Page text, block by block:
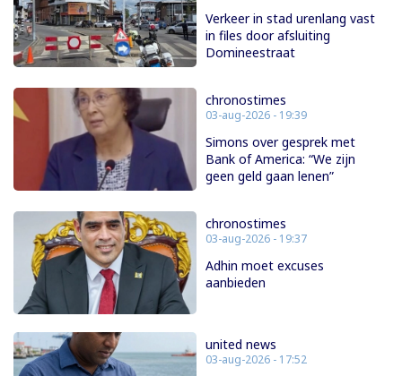
Verkeer in stad urenlang vast
in files door afsluiting
Domineestraat
chronostimes
03-aug-2026 - 19:39
Simons over gesprek met
Bank of America: “We zijn
geen geld gaan lenen”
chronostimes
03-aug-2026 - 19:37
Adhin moet excuses
aanbieden
united news
03-aug-2026 - 17:52